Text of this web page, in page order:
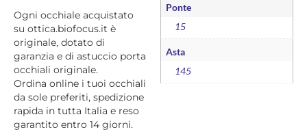
Ogni occhiale acquistato
su ottica.biofocus.it è
originale, dotato di
garanzia e di astuccio porta
occhiali originale.
Ordina online i tuoi occhiali
da sole preferiti, spedizione
rapida in tutta Italia e reso
garantito entro 14 giorni.
Ponte
15
Asta
145